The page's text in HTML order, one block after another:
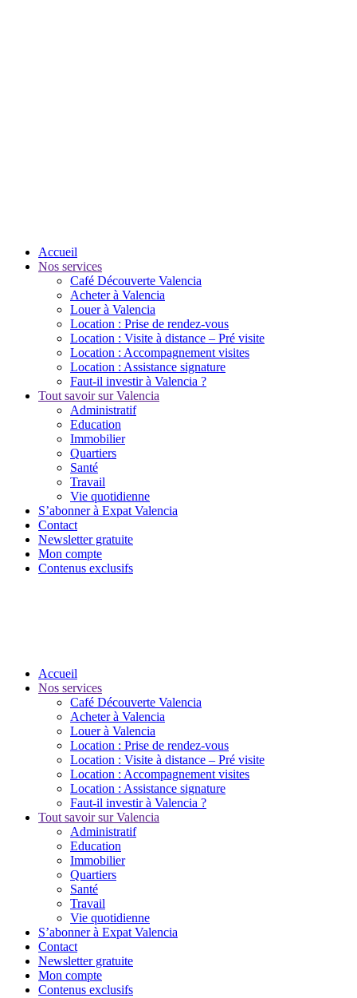
Accueil
Nos services
Café Découverte Valencia
Acheter à Valencia
Louer à Valencia
Location : Prise de rendez-vous
Location : Visite à distance – Pré visite
Location : Accompagnement visites
Location : Assistance signature
Faut-il investir à Valencia ?
Tout savoir sur Valencia
Administratif
Education
Immobilier
Quartiers
Santé
Travail
Vie quotidienne
S’abonner à Expat Valencia
Contact
Newsletter gratuite
Mon compte
Contenus exclusifs
Accueil
Nos services
Café Découverte Valencia
Acheter à Valencia
Louer à Valencia
Location : Prise de rendez-vous
Location : Visite à distance – Pré visite
Location : Accompagnement visites
Location : Assistance signature
Faut-il investir à Valencia ?
Tout savoir sur Valencia
Administratif
Education
Immobilier
Quartiers
Santé
Travail
Vie quotidienne
S’abonner à Expat Valencia
Contact
Newsletter gratuite
Mon compte
Contenus exclusifs